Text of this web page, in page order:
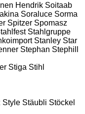
Hendrik Soitaab
Soraluce Sorma
Spitzer Spomasz
Stahlgruppe
Stanley Star
Stephan Stephill
Stiga Stihl
Style Stäubli Stöckel